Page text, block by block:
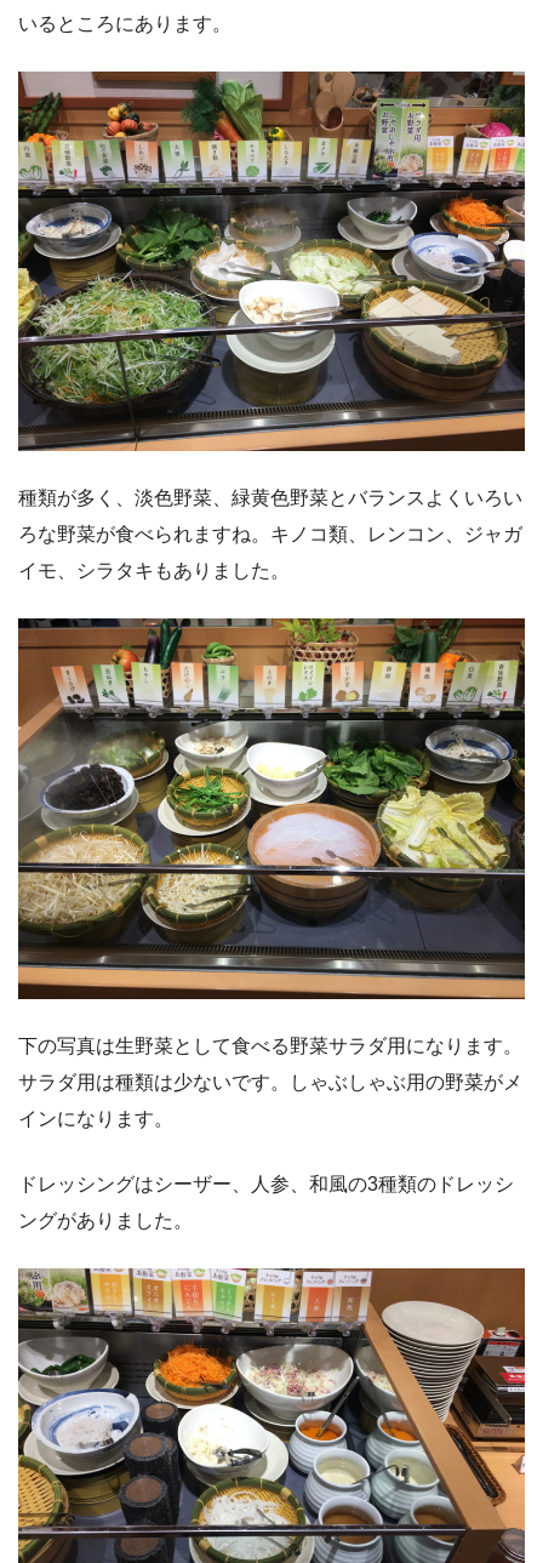
いるところにあります。
種類が多く、淡色野菜、緑黄色野菜とバランスよくいろい
ろな野菜が食べられますね。キノコ類、レンコン、ジャガ
イモ、シラタキもありました。
下の写真は生野菜として食べる野菜サラダ用になります。
サラダ用は種類は少ないです。しゃぶしゃぶ用の野菜がメ
インになります。
ドレッシングはシーザー、人参、和風の3種類のドレッシ
ングがありました。